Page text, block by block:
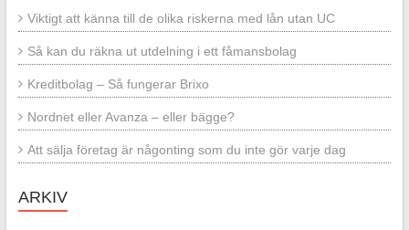
Viktigt att känna till de olika riskerna med lån utan UC
Så kan du räkna ut utdelning i ett fåmansbolag
Kreditbolag – Så fungerar Brixo
Nordnet eller Avanza – eller bägge?
Att sälja företag är någonting som du inte gör varje dag
ARKIV